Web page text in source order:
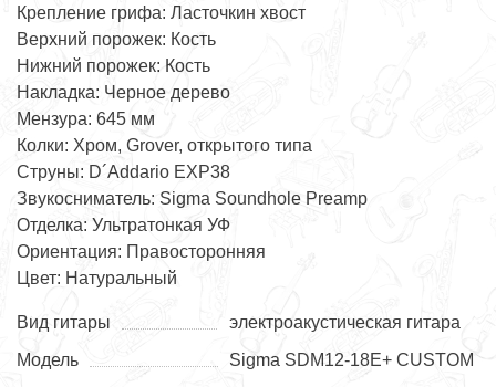
Крепление грифа: Ласточкин хвост
Верхний порожек: Кость
Нижний порожек: Кость
Накладка: Черное дерево
Мензура: 645 мм
Колки: Хром, Grover, открытого типа
Струны: D´Addario EXP38
Звукосниматель: Sigma Soundhole Preamp
Отделка: Ультратонкая УФ
Ориентация: Правосторонняя
Цвет: Натуральный
Вид гитары
электроакустическая гитара
Модель
Sigma SDM12-18E+ CUSTOM